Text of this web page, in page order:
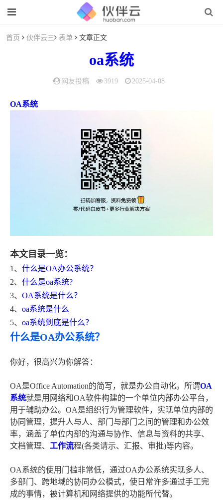
首页 伙伴云三 表单 文章正文
oa系统
网友投稿 3919 2025-04-08
OA系统
本文目录一览：
1、 什么是OA办公系统？
2、 什么是oa系统?
3、 OA系统是什么？
4、 oa系统是什么
5、 oa系统到底是什么？
什么是OA办公系统？
你好，很高兴为你解答：
OA是Office Automation的简写，就是办公自动化。所谓OA
系统就是用网络和OA软件构建的一个单位内部办公平台，
用于辅助办公。OA是组织行为管理软件，实现单位内部的
协同管理，提升人与人、部门与部门之间的管理和办公效
率，涵盖了单位内部的沟通与协作、信息与资料的共享、
文档管理、 工作流程(各类请示、汇报、审批)等内容。
OA系统的使用门槛非常低，通过OA办公系统实现多人、
多部门、跨地域的协同办公模式，使日常许多通过手工完
成的事情，被计算机和网络提供的功能所代替。